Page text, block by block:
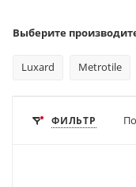
Выберите
Luxard Metrotile
ФИЛЬТР